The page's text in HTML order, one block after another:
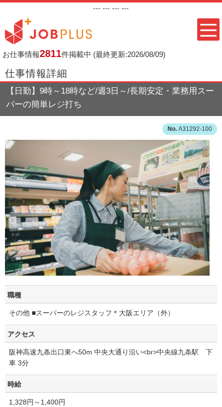
--- --- --- ---
お仕事情報2811件掲載中 (最終更新:2026/08/09)
仕事情報詳細
【日勤】9時～18時など/週3日～/長期安定・業務用スー
パーの簡単レジ打ち
A31292-100
職種
その他 ■スーパーのレジスタッフ＊大阪エリア（外）
アクセス
阪神高速九条出口東へ50m 中央大通り沿い<br>中央線九条駅 下
車 3分
時給
1,328円～1,400円